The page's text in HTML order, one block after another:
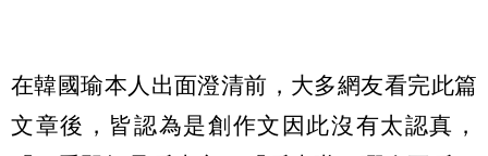
在韓國瑜本人出面澄清前，大多網友看完此篇
文章後，皆認為是創作文因此沒有太認真，